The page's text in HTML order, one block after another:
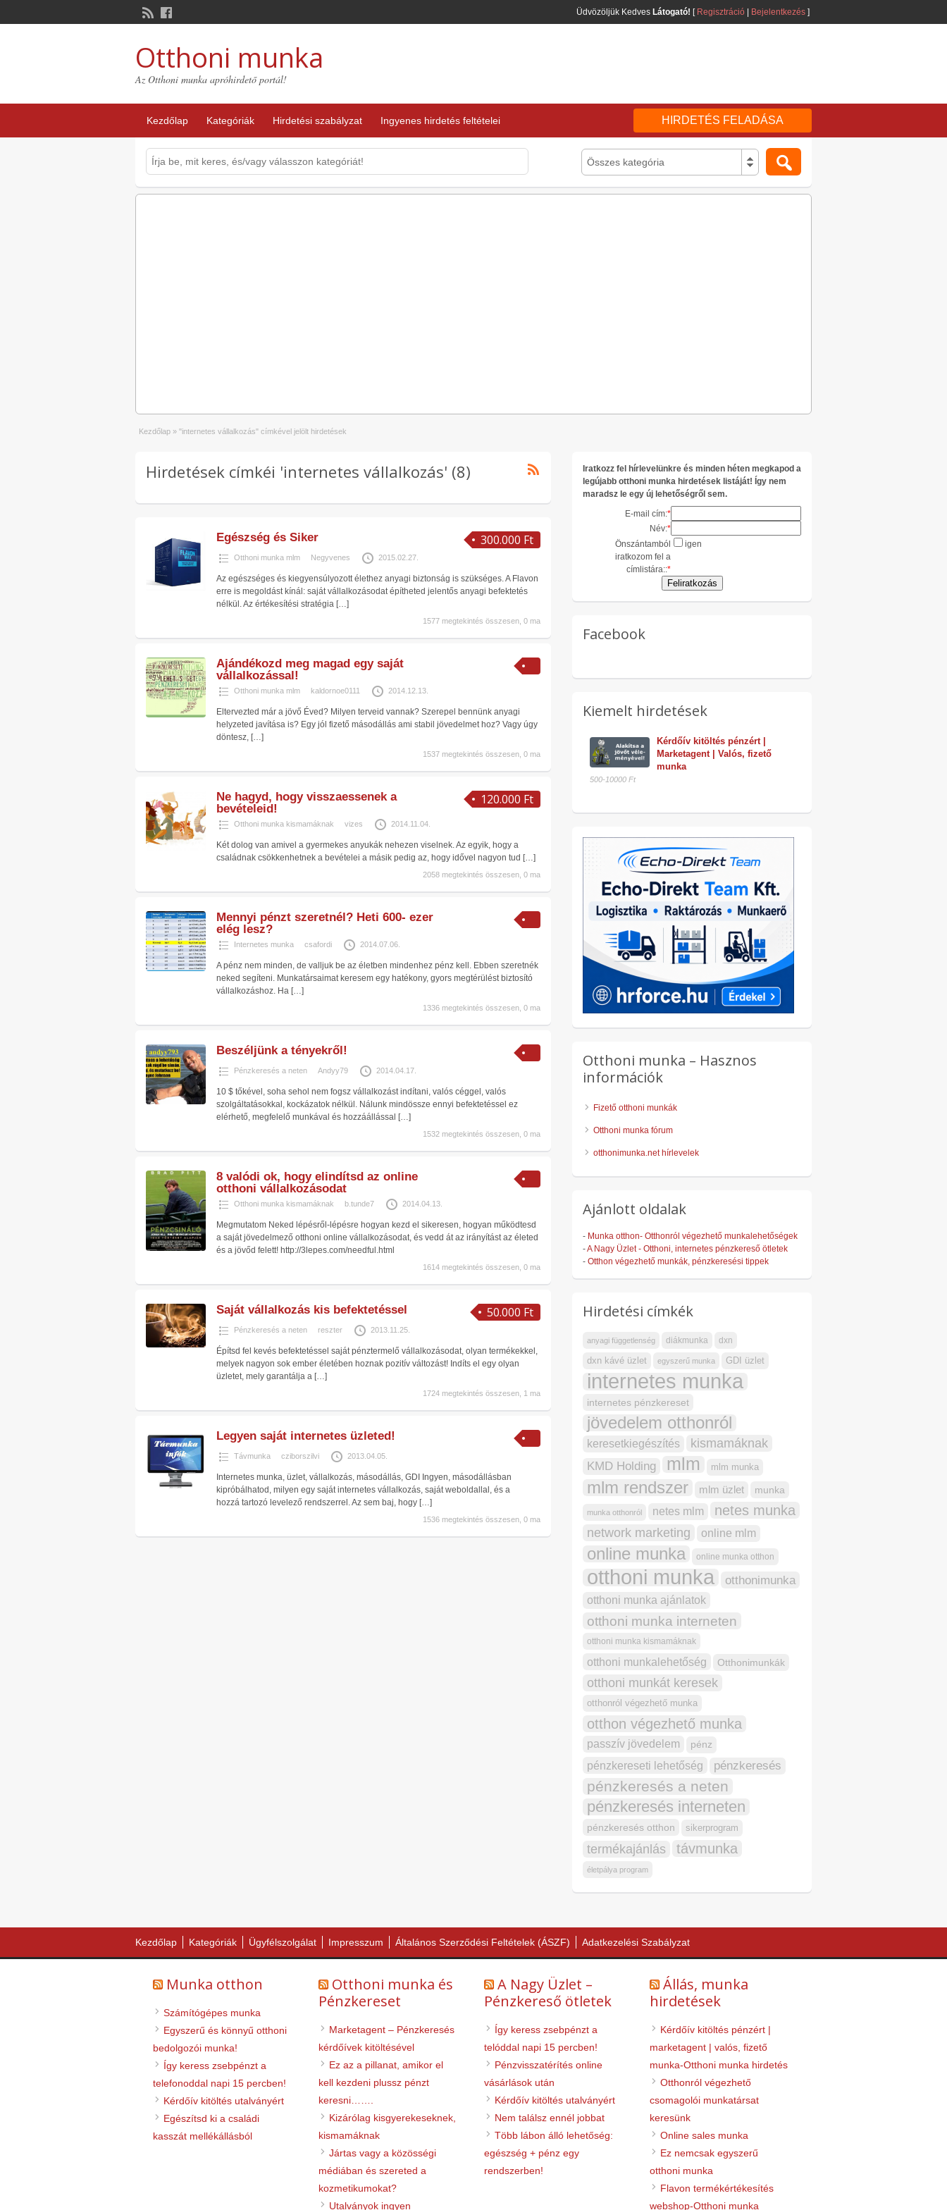
Üdvözöljük Kedves Látogató! [ Regisztráció Bejelentkezés ]
Otthoni munka
Az Otthoni munka apróhirdető portál!
Kezdőlap Kategóriák Hirdetési szabályzat Ingyenes hirdetés feltételei HIRDETÉS FELADÁSA
Összes kategória
Kezdőlap » "internetes vállalkozás" címkével jelölt hirdetések
Hirdetések címkéi 'internetes vállalkozás' (8)
300.000 Ft
Egészség és Siker
Otthoni munka mlm Negyvenes 2015.02.27.
Az egészséges és kiegyensúlyozott élethez anyagi biztonság is szükséges. A Flavon
erre is megoldást kínál: saját vállalkozásodat építheted jelentős anyagi befektetés
nélkül. Az értékesítési stratégia […]
1577 megtekintés összesen, 0 ma
Ajándékozd meg magad egy saját
vállalkozással!
Otthoni munka mlm kaldornoe0111 2014.12.13.
Eltervezted már a jövő Éved? Milyen terveid vannak? Szerepel bennünk anyagi
helyzeted javítása is? Egy jól fizető másodállás ami stabil jövedelmet hoz? Vagy úgy
döntesz, […]
1537 megtekintés összesen, 0 ma
120.000 Ft
Ne hagyd, hogy visszaessenek a
bevételeid!
Otthoni munka kismamáknak vizes 2014.11.04.
Két dolog van amivel a gyermekes anyukák nehezen viselnek. Az egyik, hogy a
családnak csökkenhetnek a bevételei a másik pedig az, hogy idővel nagyon tud […]
2058 megtekintés összesen, 0 ma
Mennyi pénzt szeretnél? Heti 600- ezer
elég lesz?
Internetes munka csafordi 2014.07.06.
A pénz nem minden, de valljuk be az életben mindenhez pénz kell. Ebben szeretnék
neked segíteni. Munkatársaimat keresem egy hatékony, gyors megtérülést biztosító
vállalkozáshoz. Ha […]
1336 megtekintés összesen, 0 ma
Beszéljünk a tényekről!
Pénzkeresés a neten Andyy79 2014.04.17.
10 $ tőkével, soha sehol nem fogsz vállalkozást indítani, valós céggel, valós
szolgáltatásokkal, kockázatok nélkül. Nálunk mindössze ennyi befektetéssel ez
elérhető, megfelelő munkával és hozzáállással […]
1532 megtekintés összesen, 0 ma
8 valódi ok, hogy elindítsd az online
otthoni vállalkozásodat
Otthoni munka kismamáknak b.tunde7 2014.04.13.
Megmutatom Neked lépésről-lépésre hogyan kezd el sikeresen, hogyan működtesd
a saját jövedelmező otthoni online vállalkozásodat, és vedd át az irányítást az életed
és a jövőd felett! http://3lepes.com/needful.html
1614 megtekintés összesen, 0 ma
50.000 Ft
Saját vállalkozás kis befektetéssel
Pénzkeresés a neten reszter 2013.11.25.
Építsd fel kevés befektetéssel saját pénztermelő vállalkozásodat, olyan termékekkel,
melyek nagyon sok ember életében hoznak pozitív változást! Indíts el egy olyan
üzletet, mely garantálja a […]
1724 megtekintés összesen, 1 ma
Legyen saját internetes üzleted!
Távmunka cziborszilvi 2013.04.05.
Internetes munka, üzlet, vállalkozás, másodállás, GDI Ingyen, másodállásban
kipróbálhatod, milyen egy saját internetes vállalkozás, saját weboldallal, és a
hozzá tartozó levelező rendszerrel. Az sem baj, hogy […]
1536 megtekintés összesen, 0 ma
Iratkozz fel hírlevelünkre és minden héten megkapod a
legújabb otthoni munka hirdetések listáját! Így nem
maradsz le egy új lehetőségről sem.
E-mail cím:*
Név:*
Önszántamból
iratkozom fel a
címlistára::*
igen
Facebook
Kiemelt hirdetések
Keress pénzt kozmetikumok
lehetőség!
Kérdőív kitöltés pénzért |
Marketagent | Valós, fizető
munka
500-10000 Ft
Otthoni munka – Hasznos
információk
Fizető otthoni munkák
Otthoni munka fórum
otthonimunka.net hírlevelek
Ajánlott oldalak
- Munka otthon- Otthonról végezhető munkalehetőségek
-A Nagy Üzlet - Otthoni, internetes pénzkereső ötletek
- Otthon végezhető munkák, pénzkeresési tippek
Hirdetési címkék
anyagi függetlenség diákmunka dxn
dxn kávé üzlet egyszerű munka GDI üzlet
internetes munka
internetes pénzkereset
jövedelem otthonról
keresetkiegészítés kismamáknak
KMD Holding mlm mlm munka
mlm rendszer mlm üzlet munka
munka otthonról netes mlm netes munka
network marketing online mlm
online munka online munka otthon
otthoni munka otthonimunka
otthoni munka ajánlatok
otthoni munka interneten
otthoni munka kismamáknak
otthoni munkalehetőség Otthonimunkák
otthoni munkát keresek
otthonról végezhető munka
otthon végezhető munka
passzív jövedelem pénz
pénzkereseti lehetőség pénzkeresés
pénzkeresés a neten
pénzkeresés interneten
pénzkeresés otthon sikerprogram
termékajánlás távmunka
életpálya program
Kezdőlap Kategóriák Ügyfélszolgálat Impresszum Általános Szerződési Feltételek (ÁSZF) Adatkezelési Szabályzat
Munka otthon
Számítógépes munka
Egyszerű és könnyű otthoni
bedolgozói munka!
Így keress zsebpénzt a
telefonoddal napi 15 percben!
Kérdőív kitöltés utalványért
Egészítsd ki a családi
kasszát mellékállásból
Otthoni munka és
Pénzkereset
Marketagent – Pénzkeresés
kérdőívek kitöltésével
Ez az a pillanat, amikor el
kell kezdeni plussz pénzt
keresni…….
Kizárólag kisgyerekeseknek,
kismamáknak
Jártas vagy a közösségi
médiában és szereted a
kozmetikumokat?
Utalványok ingyen
A Nagy Üzlet –
Pénzkereső ötletek
Így keress zsebpénzt a
telóddal napi 15 percben!
Pénzvisszatérítés online
vásárlások után
Kérdőív kitöltés utalványért
Nem találsz ennél jobbat
Több lábon álló lehetőség:
egészség + pénz egy
rendszerben!
Állás, munka
hirdetések
Kérdőív kitöltés pénzért |
marketagent | valós, fizető
munka-Otthoni munka hirdetés
Otthonról végezhető
csomagolói munkatársat
keresünk
Online sales munka
Ez nemcsak egyszerű
otthoni munka
Flavon termékértékesítés
webshop-Otthoni munka